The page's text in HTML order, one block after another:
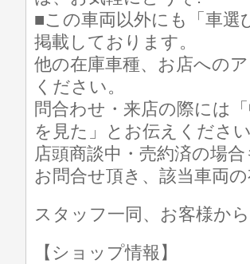
■この車両以外にも「車
掲載しております。
他の在庫車種、お店への
ください。
問合わせ・来店の際には
を見た」とお伝えください
店頭商談中・売約済の場
お問合せ頂き、該当車両
スタッフ一同、お客様か
【ショップ情報】